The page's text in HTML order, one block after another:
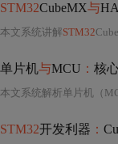
STM32CubeMX与
本文系统讲解STM32
单片机与MCU ： 核
本文系统解析单片机（
STM32开发利器 ：